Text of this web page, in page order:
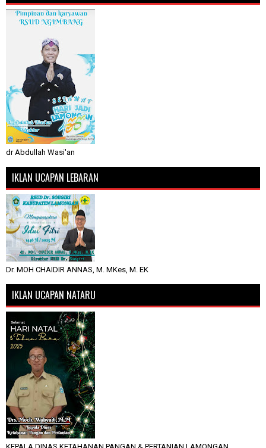
dr Abdullah Wasi'an
IKLAN UCAPAN LEBARAN
Dr. MOH CHAIDIR ANNAS, M. MKes, M. EK
IKLAN UCAPAN NATARU
KEPALA DINAS KETAHANAN PANGAN & PERTANIAN LAMONGAN